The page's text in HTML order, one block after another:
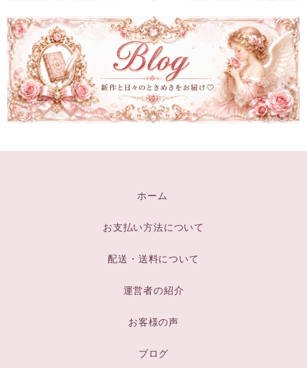
ホーム
お支払い方法について
配送・送料について
運営者の紹介
お客様の声
ブログ